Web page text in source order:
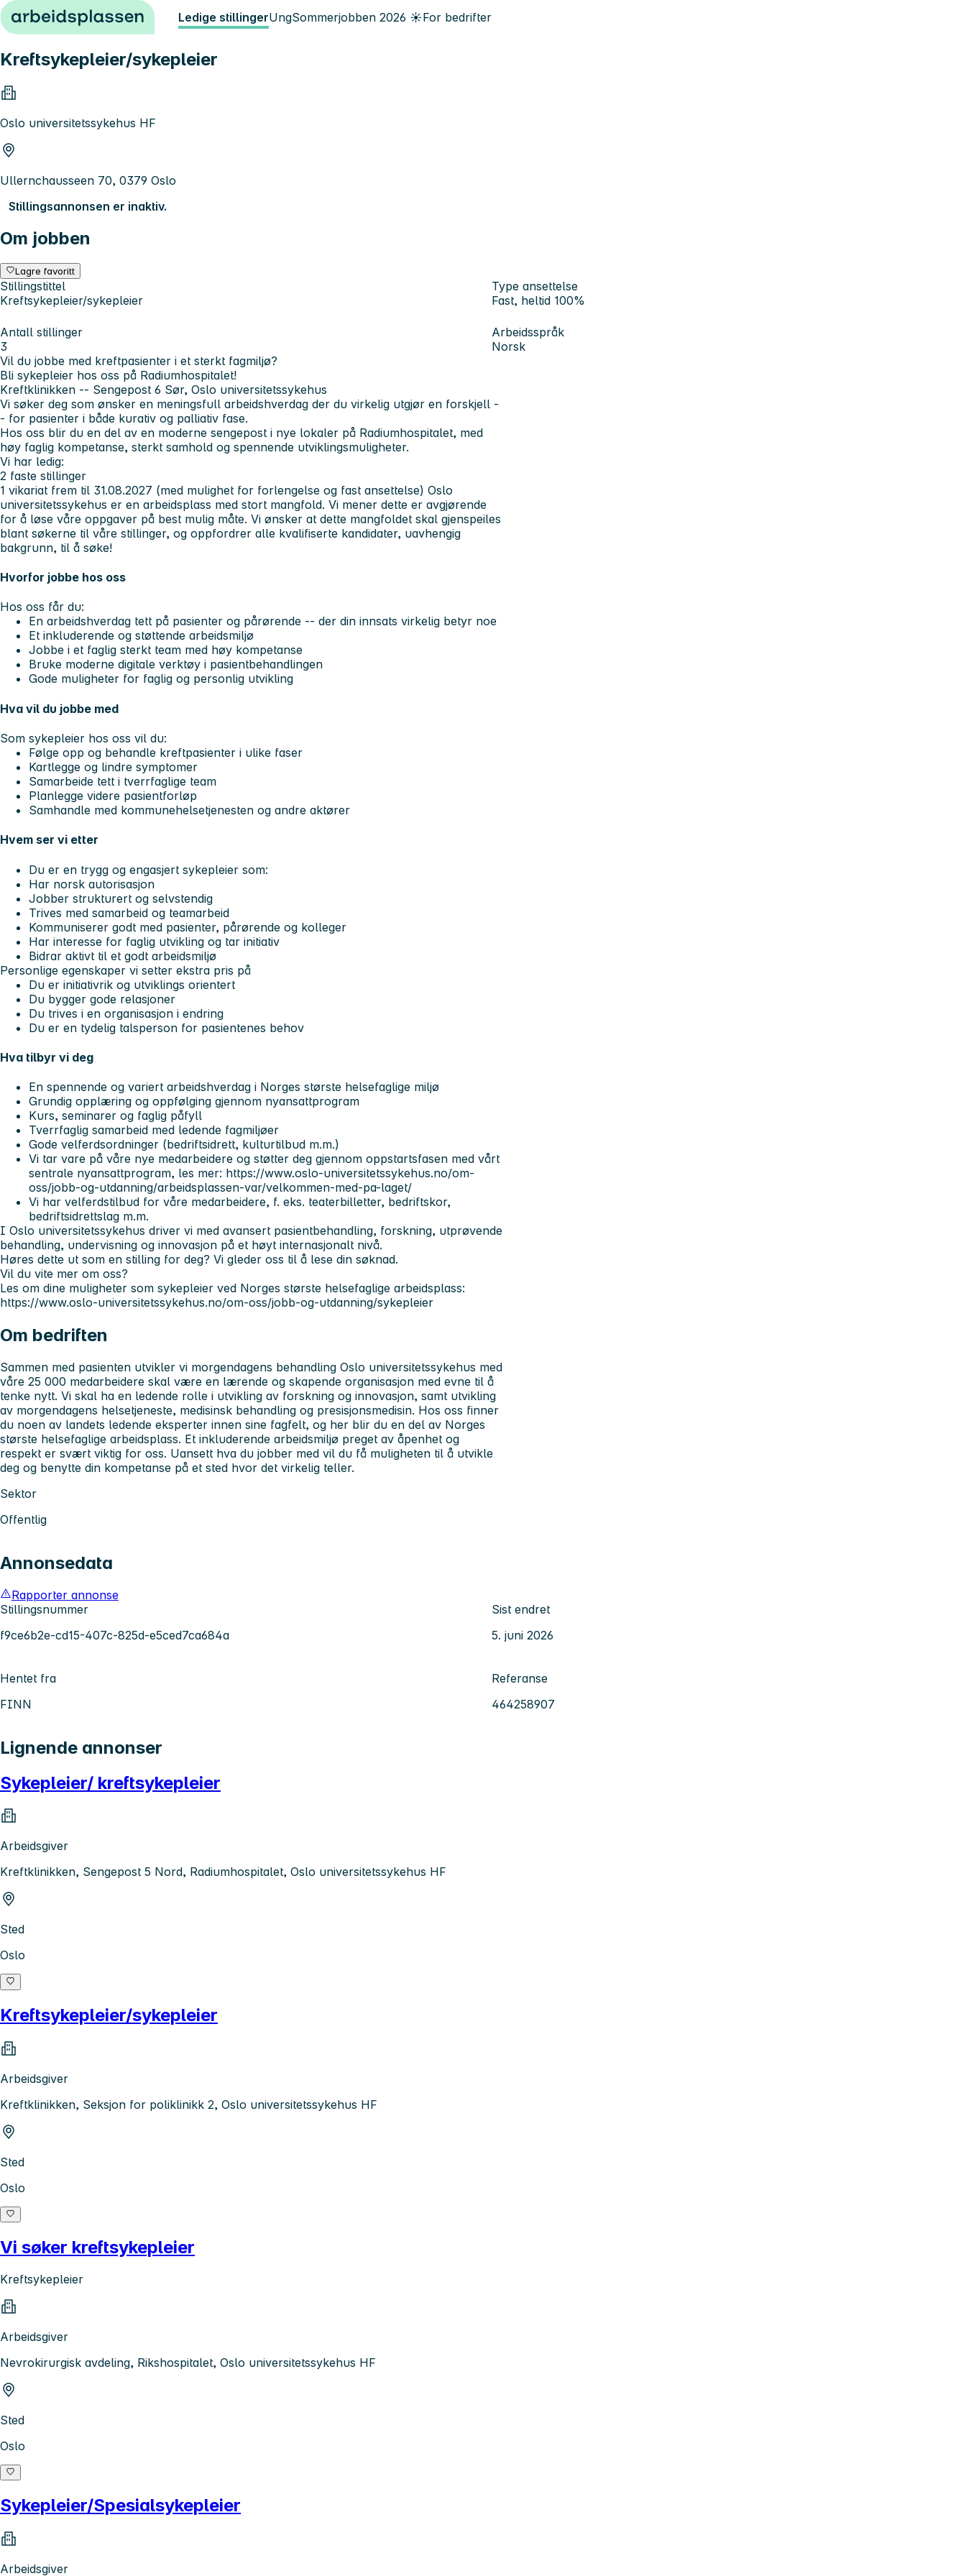
Hopp til innhold Ledige stillingerUngSommerjobben 2026 ☀️For bedrifter
Kreftsykepleier/sykepleier
Oslo universitetssykehus HF
Ullernchausseen 70, 0379 Oslo
Stillingsannonsen er inaktiv.
Om jobben
Lagre favoritt
Stillingstittel
Kreftsykepleier/sykepleier
Type ansettelse
Fast, heltid 100%
Antall stillinger
3
Arbeidsspråk
Norsk
Vil du jobbe med kreftpasienter i et sterkt fagmiljø?
Bli sykepleier hos oss på Radiumhospitalet!
Kreftklinikken -- Sengepost 6 Sør, Oslo universitetssykehus
Vi søker deg som ønsker en meningsfull arbeidshverdag der du virkelig utgjør en forskjell -
- for pasienter i både kurativ og palliativ fase.
Hos oss blir du en del av en moderne sengepost i nye lokaler på Radiumhospitalet, med
høy faglig kompetanse, sterkt samhold og spennende utviklingsmuligheter.
Vi har ledig:
2 faste stillinger
1 vikariat frem til 31.08.2027 (med mulighet for forlengelse og fast ansettelse) Oslo
universitetssykehus er en arbeidsplass med stort mangfold. Vi mener dette er avgjørende
for å løse våre oppgaver på best mulig måte. Vi ønsker at dette mangfoldet skal gjenspeiles
blant søkerne til våre stillinger, og oppfordrer alle kvalifiserte kandidater, uavhengig
bakgrunn, til å søke!
Hvorfor jobbe hos oss
Hos oss får du:
En arbeidshverdag tett på pasienter og pårørende -- der din innsats virkelig betyr noe
Et inkluderende og støttende arbeidsmiljø
Jobbe i et faglig sterkt team med høy kompetanse
Bruke moderne digitale verktøy i pasientbehandlingen
Gode muligheter for faglig og personlig utvikling
Hva vil du jobbe med
Som sykepleier hos oss vil du:
Følge opp og behandle kreftpasienter i ulike faser
Kartlegge og lindre symptomer
Samarbeide tett i tverrfaglige team
Planlegge videre pasientforløp
Samhandle med kommunehelsetjenesten og andre aktører
Hvem ser vi etter
Du er en trygg og engasjert sykepleier som:
Har norsk autorisasjon
Jobber strukturert og selvstendig
Trives med samarbeid og teamarbeid
Kommuniserer godt med pasienter, pårørende og kolleger
Har interesse for faglig utvikling og tar initiativ
Bidrar aktivt til et godt arbeidsmiljø
Personlige egenskaper vi setter ekstra pris på
Du er initiativrik og utviklings orientert
Du bygger gode relasjoner
Du trives i en organisasjon i endring
Du er en tydelig talsperson for pasientenes behov
Hva tilbyr vi deg
En spennende og variert arbeidshverdag i Norges største helsefaglige miljø
Grundig opplæring og oppfølging gjennom nyansattprogram
Kurs, seminarer og faglig påfyll
Tverrfaglig samarbeid med ledende fagmiljøer
Gode velferdsordninger (bedriftsidrett, kulturtilbud m.m.)
Vi tar vare på våre nye medarbeidere og støtter deg gjennom oppstartsfasen med vårt
sentrale nyansattprogram, les mer: https://www.oslo-universitetssykehus.no/om-
oss/jobb-og-utdanning/arbeidsplassen-var/velkommen-med-pa-laget/
Vi har velferdstilbud for våre medarbeidere, f. eks. teaterbilletter, bedriftskor,
bedriftsidrettslag m.m.
I Oslo universitetssykehus driver vi med avansert pasientbehandling, forskning, utprøvende
behandling, undervisning og innovasjon på et høyt internasjonalt nivå.
Høres dette ut som en stilling for deg? Vi gleder oss til å lese din søknad.
Vil du vite mer om oss?
Les om dine muligheter som sykepleier ved Norges største helsefaglige arbeidsplass:
https://www.oslo-universitetssykehus.no/om-oss/jobb-og-utdanning/sykepleier
Om bedriften
Sammen med pasienten utvikler vi morgendagens behandling Oslo universitetssykehus med
våre 25 000 medarbeidere skal være en lærende og skapende organisasjon med evne til å
tenke nytt. Vi skal ha en ledende rolle i utvikling av forskning og innovasjon, samt utvikling
av morgendagens helsetjeneste, medisinsk behandling og presisjonsmedisin. Hos oss finner
du noen av landets ledende eksperter innen sine fagfelt, og her blir du en del av Norges
største helsefaglige arbeidsplass. Et inkluderende arbeidsmiljø preget av åpenhet og
respekt er svært viktig for oss. Uansett hva du jobber med vil du få muligheten til å utvikle
deg og benytte din kompetanse på et sted hvor det virkelig teller.
Sektor
Offentlig
Annonsedata
Rapporter annonse
Stillingsnummer
f9ce6b2e-cd15-407c-825d-e5ced7ca684a
Sist endret
5. juni 2026
Hentet fra
FINN
Referanse
464258907
Lignende annonser
Sykepleier/ kreftsykepleier
Arbeidsgiver
Kreftklinikken, Sengepost 5 Nord, Radiumhospitalet, Oslo universitetssykehus HF
Sted
Oslo
Kreftsykepleier/sykepleier
Arbeidsgiver
Kreftklinikken, Seksjon for poliklinikk 2, Oslo universitetssykehus HF
Sted
Oslo
Vi søker kreftsykepleier
Kreftsykepleier
Arbeidsgiver
Nevrokirurgisk avdeling, Rikshospitalet, Oslo universitetssykehus HF
Sted
Oslo
Sykepleier/Spesialsykepleier
Arbeidsgiver